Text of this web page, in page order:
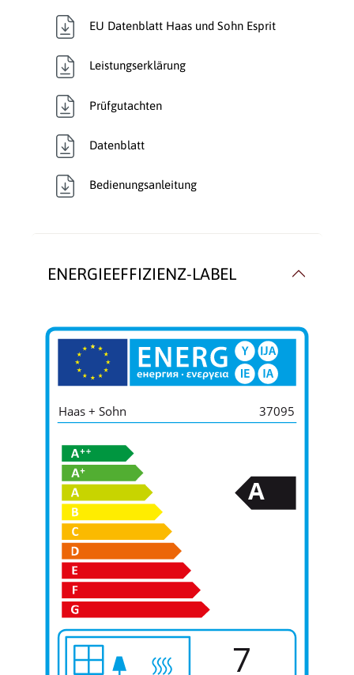
EU Datenblatt Haas und Sohn Esprit
Leistungserklärung
Prüfgutachten
Datenblatt
Bedienungsanleitung
ENERGIEEFFIZIENZ-LABEL
Haas + Sohn 37095
7
A